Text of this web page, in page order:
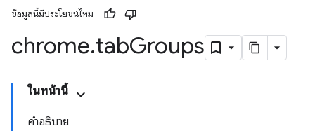
ข้อมูลนี้มีประโยชน์ไหม
chrome.tabGroups
ในหน้านี้
คำอธิบาย